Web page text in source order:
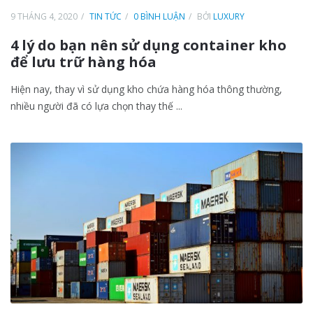
9 THÁNG 4, 2020 TIN TỨC 0 BÌNH LUẬN BỞI LUXURY
4 lý do bạn nên sử dụng container kho
để lưu trữ hàng hóa
Hiện nay, thay vì sử dụng kho chứa hàng hóa thông thường,
nhiều người đã có lựa chọn thay thế ...